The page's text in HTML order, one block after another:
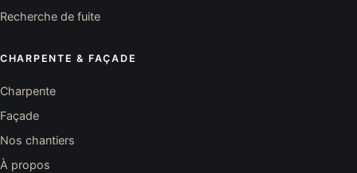
Recherche de fuite
CHARPENTE & FAÇADE
Charpente
Façade
Nos chantiers
À propos